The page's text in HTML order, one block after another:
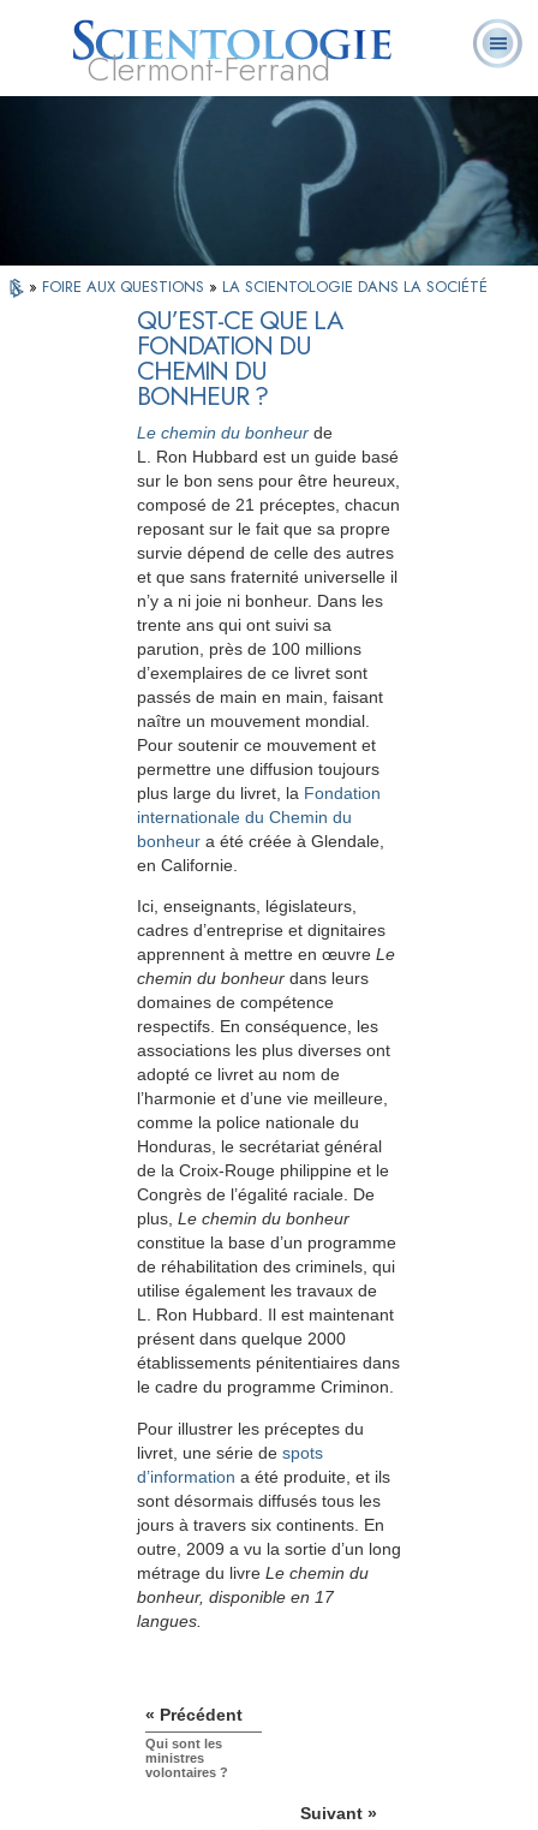
Clermont-Ferrand
Qu’est-ce que la
Scientologie ?
Ministres
volontaires
Foire aux
questions
» FOIRE AUX QUESTIONS » LA SCIENTOLOGIE DANS LA SOCIÉTÉ
QU’EST-CE QUE LA
FONDATION DU
CHEMIN DU
BONHEUR ?
Le chemin du bonheur de
L. Ron Hubbard est un guide basé
sur le bon sens pour être heureux,
composé de 21 préceptes, chacun
reposant sur le fait que sa propre
survie dépend de celle des autres
et que sans fraternité universelle il
n’y a ni joie ni bonheur. Dans les
trente ans qui ont suivi sa
parution, près de 100 millions
d’exemplaires de ce livret sont
passés de main en main, faisant
naître un mouvement mondial.
Pour soutenir ce mouvement et
permettre une diffusion toujours
plus large du livret, la Fondation
internationale du Chemin du
bonheur a été créée à Glendale,
en Californie.
Ici, enseignants, législateurs,
cadres d’entreprise et dignitaires
apprennent à mettre en œuvre Le
chemin du bonheur dans leurs
domaines de compétence
respectifs. En conséquence, les
associations les plus diverses ont
adopté ce livret au nom de
l’harmonie et d’une vie meilleure,
comme la police nationale du
Honduras, le secrétariat général
de la Croix-Rouge philippine et le
Congrès de l’égalité raciale. De
plus, Le chemin du bonheur
constitue la base d’un programme
de réhabilitation des criminels, qui
utilise également les travaux de
L. Ron Hubbard. Il est maintenant
présent dans quelque 2000
établissements pénitentiaires dans
le cadre du programme Criminon.
Pour illustrer les préceptes du
livret, une série de spots
d’information a été produite, et ils
sont désormais diffusés tous les
jours à travers six continents. En
outre, 2009 a vu la sortie d’un long
métrage du livre Le chemin du
bonheur, disponible en 17
langues.
« Précédent
Qui sont les
ministres
volontaires ?
Suivant »